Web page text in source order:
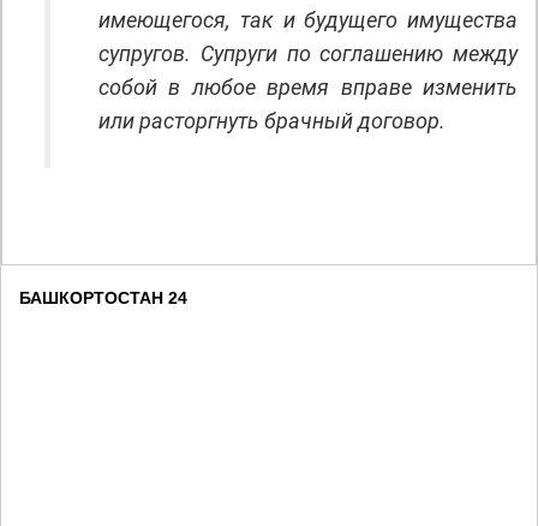
имеющегося, так и будущего имущества
супругов. Супруги по соглашению между
собой в любое время вправе изменить
или расторгнуть брачный договор.
БАШКОРТОСТАН 24